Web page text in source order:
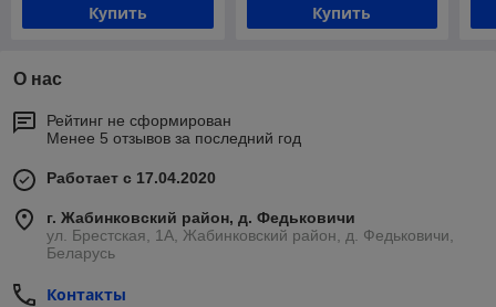
Купить Купить
О нас
Рейтинг не сформирован
Менее 5 отзывов за последний год
Работает с 17.04.2020
г. Жабинковский район, д. Федьковичи
ул. Брестская, 1А, Жабинковский район, д. Федьковичи,
Беларусь
Контакты